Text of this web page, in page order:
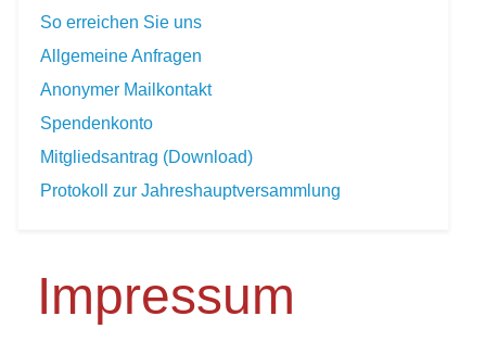
So erreichen Sie uns
Allgemeine Anfragen
Anonymer Mailkontakt
Spendenkonto
Mitgliedsantrag (Download)
Protokoll zur Jahreshauptversammlung
Impressum